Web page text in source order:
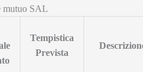
mutuo SAL
Tempistica
Prevista